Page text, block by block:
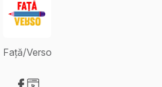
Față/Verso